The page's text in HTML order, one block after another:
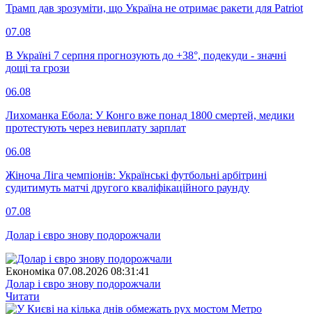
Трамп дав зрозуміти, що Україна не отримає ракети для Patriot
07.08
В Україні 7 серпня прогнозують до +38°, подекуди - значні
дощі та грози
06.08
Лихоманка Ебола: У Конго вже понад 1800 смертей, медики
протестують через невиплату зарплат
06.08
Жіноча Ліга чемпіонів: Українські футбольні арбітрині
судитимуть матчі другого кваліфікаційного раунду
07.08
Долар і євро знову подорожчали
Економіка 07.08.2026 08:31:41
Долар і євро знову подорожчали
Читати